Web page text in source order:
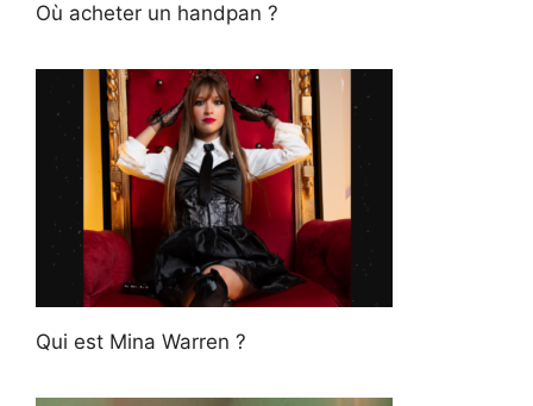
Où acheter un handpan ?
Qui est Mina Warren ?